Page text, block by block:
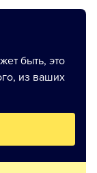
быть, это
из ваших